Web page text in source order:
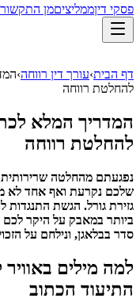
פסקי דיןממליציםמן
דף הבית›עורך דין רווחה›
להחלטת רווחה
המדריך המלא
להחלטת רווחה
נפגעתם מהחלטה
שלכם נקרעת ואף אחד לא
גזירת גורל. הגשת
ביותר במאבק על היקר לכם
סדר בבלאגן, ונילחם על
למה מילים
התיעוד הכתוב